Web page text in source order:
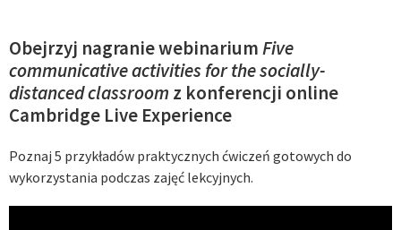
Obejrzyj nagranie webinariumFive
communicative activities for the socially-
distanced classroom z konferencji online
Cambridge Live Experience
Poznaj 5 przykładów praktycznych ćwiczeń gotowych do
wykorzystania podczas zajęć lekcyjnych.